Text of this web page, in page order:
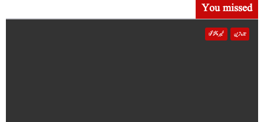
You missed
تازہ ترین خیبر پختونخوا